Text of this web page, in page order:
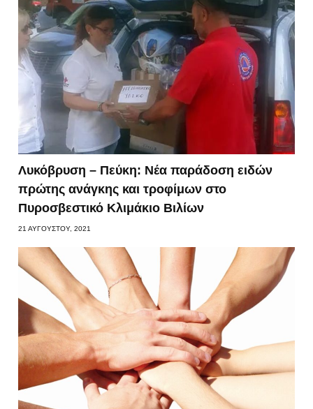
Λυκόβρυση – Πεύκη: Νέα παράδοση ειδών
πρώτης ανάγκης και τροφίμων στο
Πυροσβεστικό Κλιμάκιο Βιλίων
21 ΑΥΓΟΎΣΤΟΥ, 2021